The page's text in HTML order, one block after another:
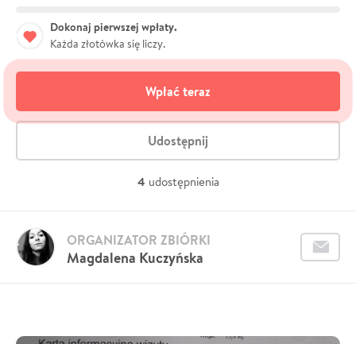
Dokonaj pierwszej wpłaty.
Każda złotówka się liczy.
Wpłać teraz
Udostępnij
4 udostępnienia
Magdalena Kuczyńska
ORGANIZATOR ZBIÓRKI